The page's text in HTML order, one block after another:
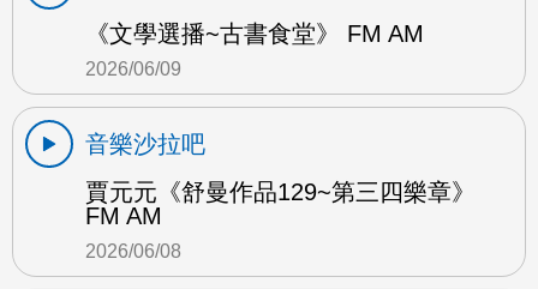
《文學選播~古書食堂》 FM AM
2026/06/09
音樂沙拉吧
賈元元《舒曼作品129~第三四樂章》
FM AM
2026/06/08